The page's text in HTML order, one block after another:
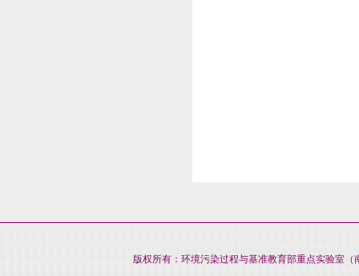
版权所有：环境污染过程与基准教育部重点实验室（